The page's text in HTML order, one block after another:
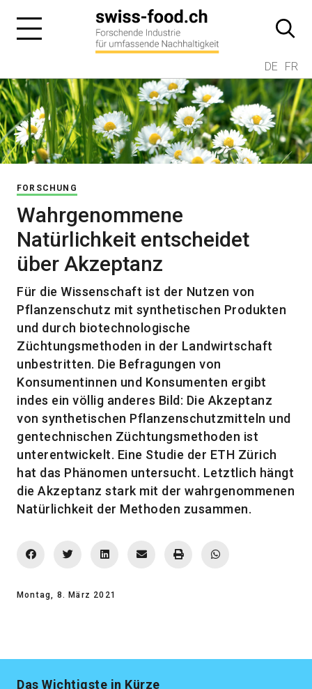
DE FR
FORSCHUNG
Wahrgenommene
Natürlichkeit entscheidet
über Akzeptanz
Für die Wissenschaft ist der Nutzen von
Pflanzenschutz mit synthetischen Produkten
und durch biotechnologische
Züchtungsmethoden in der Landwirtschaft
unbestritten. Die Befragungen von
Konsumentinnen und Konsumenten ergibt
indes ein völlig anderes Bild: Die Akzeptanz
von synthetischen Pflanzenschutzmitteln und
gentechnischen Züchtungsmethoden ist
unterentwickelt. Eine Studie der ETH Zürich
hat das Phänomen untersucht. Letztlich hängt
die Akzeptanz stark mit der wahrgenommenen
Natürlichkeit der Methoden zusammen.
Montag, 8. März 2021
Das Wichtigste in Kürze